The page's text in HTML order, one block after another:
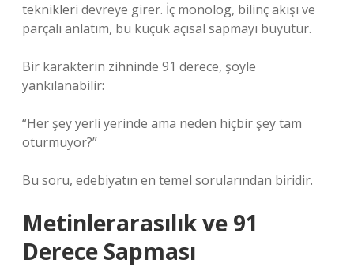
teknikleri devreye girer. İç monolog, bilinç akışı ve
parçalı anlatım, bu küçük açısal sapmayı büyütür.
Bir karakterin zihninde 91 derece, şöyle
yankılanabilir:
“Her şey yerli yerinde ama neden hiçbir şey tam
oturmuyor?”
Bu soru, edebiyatın en temel sorularından biridir.
Metinlerarasılık ve 91
Derece Sapması